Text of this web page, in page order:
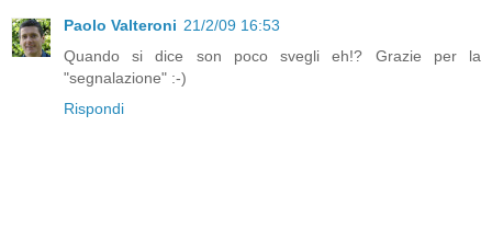
Paolo Valteroni 21/2/09 16:53
Quando si dice son poco svegli eh!? Grazie per la
"segnalazione" :-)
Rispondi